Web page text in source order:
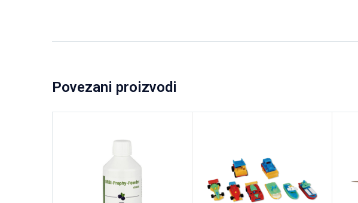
Povezani proizvodi